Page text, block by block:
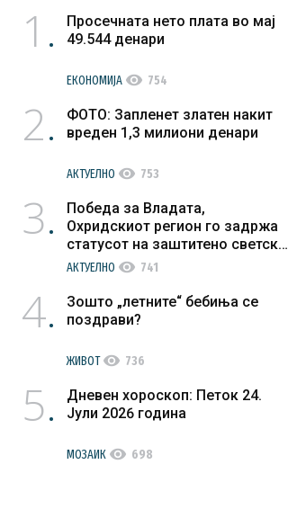
1
Просечната нето плата во мај
49.544 денари
ЕКОНОМИЈА visibility 754
2
ФОТО: Запленет златен накит
вреден 1,3 милиони денари
АКТУЕЛНО visibility 753
3
Победа за Владата,
Охридскиот регион го задржа
статусот на заштитено светско
културно наследство
АКТУЕЛНО visibility 741
4
Зошто „летните“ бебиња се
поздрави?
ЖИВОТvisibility 736
5
Дневен хороскоп: Петок 24.
Јули 2026 година
МОЗАИК visibility 698